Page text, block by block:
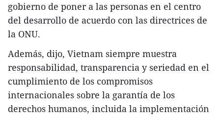
gobierno de poner a las personas en el centro
del desarrollo de acuerdo con las directrices de
la ONU.
Además, dijo, Vietnam siempre muestra
responsabilidad, transparencia y seriedad en el
cumplimiento de los compromisos
internacionales sobre la garantía de los
derechos humanos, incluida la implementación